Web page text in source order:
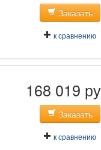
Заказать
к сравнению
168 019
Заказать
к сравнению